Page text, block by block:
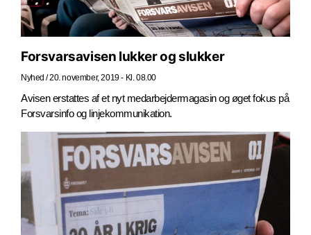
Forsvarsavisen lukker og slukker
Nyhed / 20. november, 2019 - Kl. 08.00
Avisen erstattes af et nyt medarbejdermagasin og øget fokus på
Forsvarsinfo og linjekommunikation.